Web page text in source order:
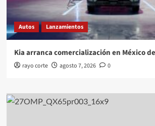
Autos Lanzamientos
Kia arranca comercialización en México
rayo corte agosto 7, 2026 0